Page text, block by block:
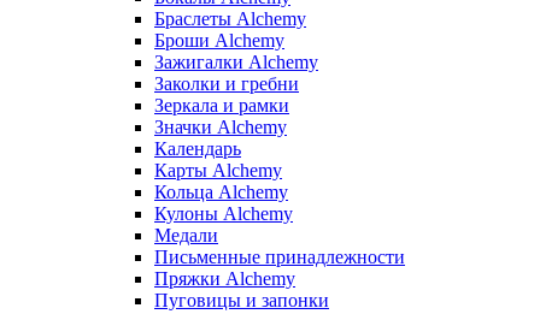
Браслеты Alchemy
Броши Alchemy
Зажигалки Alchemy
Заколки и гребни
Зеркала и рамки
Значки Alchemy
Календарь
Карты Alchemy
Кольца Alchemy
Кулоны Alchemy
Медали
Письменные принадлежности
Пряжки Alchemy
Пуговицы и запонки